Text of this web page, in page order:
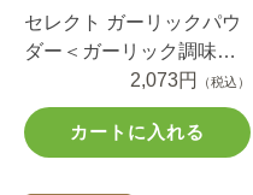
セレクト ガーリックパウ
ダー＜ガーリック調味料
2,073円 （税込）
カートに入れる